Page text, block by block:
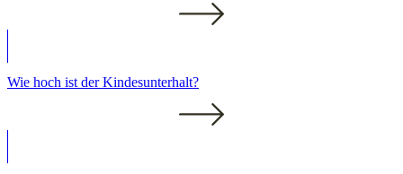
Wie hoch ist der Kindesunterhalt?